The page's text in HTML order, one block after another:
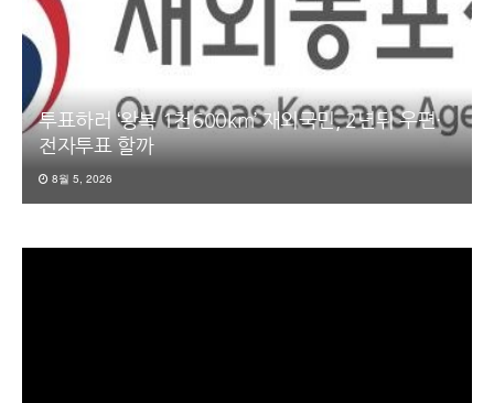
투표하러 ‘왕복 1천600km’ 재외국민, 2년뒤 우편·
전자투표 할까
8월 5, 2026